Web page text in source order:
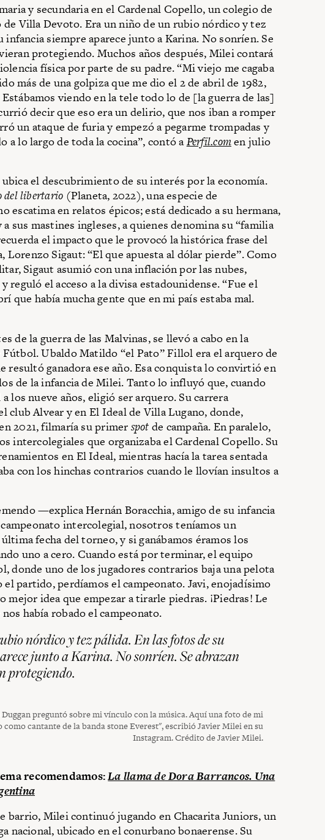
y secundaria en el Cardenal Copello, un colegio de
Villa Devoto. Era un niño de un rubio nórdico y tez
infancia siempre aparece junto a Karina. No sonríen. Se
protegiendo. Muchos años después, Milei contará
física por parte de su padre. “Mi viejo me cagaba
más de una golpiza que me dio el 2 de abril de 1982,
viendo en la tele todo lo de [la guerra de las]
decir que eso era un delirio, que nos iban a romper
un ataque de furia y empezó a pegarme trompadas y
a lo largo de toda la cocina”, contó aPerfil.comen julio
el descubrimiento de su interés por la economía.
del libertario (Planeta, 2022), una especie de
escatima en relatos épicos; está dedicado a su hermana,
a sus mastines ingleses, a quienes denomina su “familia
el impacto que le provocó la histórica frase del
Lorenzo Sigaut: “El que apuesta al dólar pierde”. Como
Sigaut asumió con una inflación por las nubes,
reguló el acceso a la divisa estadounidense. “Fue el
que había mucha gente que en mi país estaba mal.
de la guerra de las Malvinas, se llevó a cabo en la
Ubaldo Matildo “el Pato” Fillol era el arquero de
resultó ganadora ese año. Esa conquista lo convirtió en
de la infancia de Milei. Tanto lo influyó que, cuando
los nueve años, eligió ser arquero. Su carrera
club Alvear y en El Ideal de Villa Lugano, donde,
2021, filmaría su primerspot de campaña. En paralelo,
intercolegiales que organizaba el Cardenal Copello. Su
en El Ideal, mientras hacía la tarea sentada
con los hinchas contrarios cuando le llovían insultos a
—explica Hernán Boracchia, amigo de su infancia
intercolegial, nosotros teníamos un
fecha del torneo, y si ganábamos éramos los
uno a cero. Cuando está por terminar, el equipo
donde uno de los jugadores contrarios baja una pelota
el partido, perdíamos el campeonato. Javi, enojadísimo
idea que empezar a tirarle piedras. ¡Piedras! Le
había robado el campeonato.
nórdico y tez pálida. En las fotos de su
junto a Karina. No sonríen. Se abrazan
protegiendo.
preguntó sobre mi vínculo con la música. Aquí una foto de mi
como cantante de la banda stone Everest", escribió Javier Milei en su
Instagram. Crédito de Javier Milei.
recomendamos:La llama de Dora Barrancos. Una
barrio, Milei continuó jugando en Chacarita Juniors, un
nacional, ubicado en el conurbano bonaerense. Su